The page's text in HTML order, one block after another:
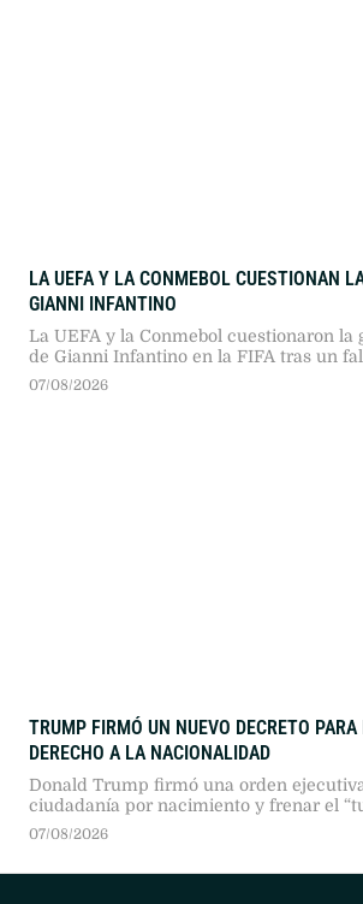
LA UEFA Y LA CONMEBOL CUESTIONAN
GIANNI INFANTINO
La UEFA y la Conmebol cuestionaron la
de Gianni Infantino en la FIFA tras un
financiero. Pese a las tensiones y la
07/08/2026
TRUMP FIRMÓ UN NUEVO DECRETO
DERECHO A LA NACIONALIDAD
Donald Trump firmó una orden
ciudadanía por nacimiento y frenar el
maternidad”. Pese al previo rechazo del
07/08/2026